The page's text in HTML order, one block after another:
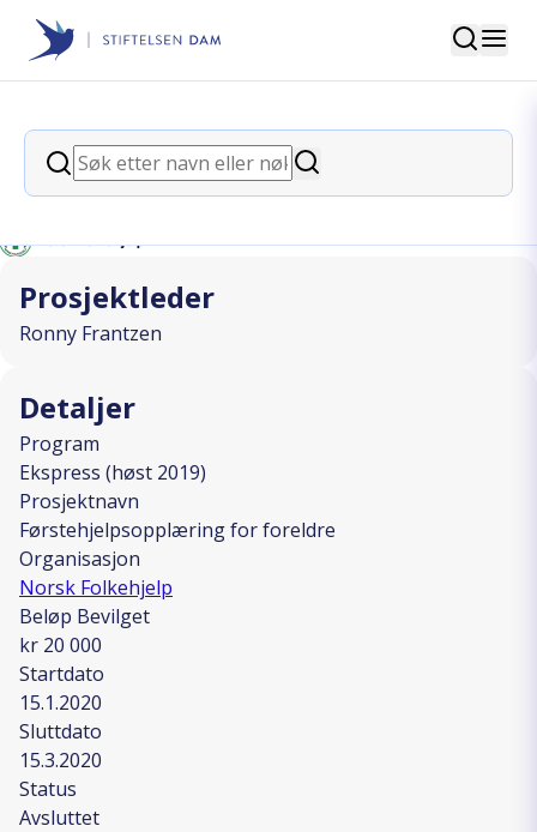
Stiftelsen Dam
Søk
Søk
Søk
back
Førstehjelpsopplæring for foreldre
Prosjektleder
Ronny Frantzen
Detaljer
Program
Ekspress (høst 2019)
Prosjektnavn
Førstehjelpsopplæring for foreldre
Organisasjon
Norsk Folkehjelp
Beløp Bevilget
kr 20 000
Startdato
15.1.2020
Sluttdato
15.3.2020
Status
Avsluttet